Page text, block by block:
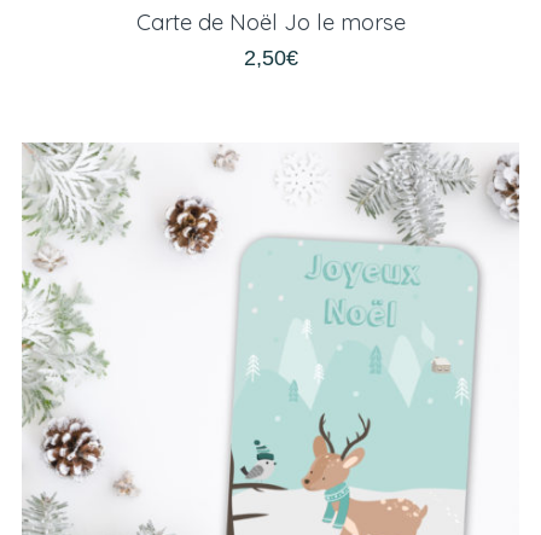
Carte de Noël Jo le morse
2,50€